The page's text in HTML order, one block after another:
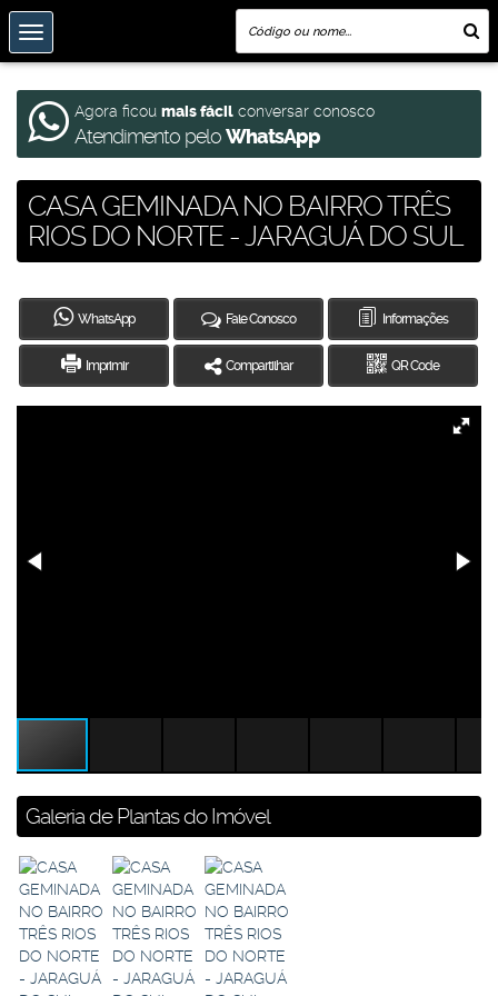
Agora ficou mais fácil conversar conosco
Atendimento peloWhatsApp
CASA GEMINADA NO BAIRRO TRÊS
RIOS DO NORTE - JARAGUÁ DO SUL
WhatsApp Fale Conosco Informações
Imprimir Compartilhar QR Code
Galeria de Plantas do Imóvel